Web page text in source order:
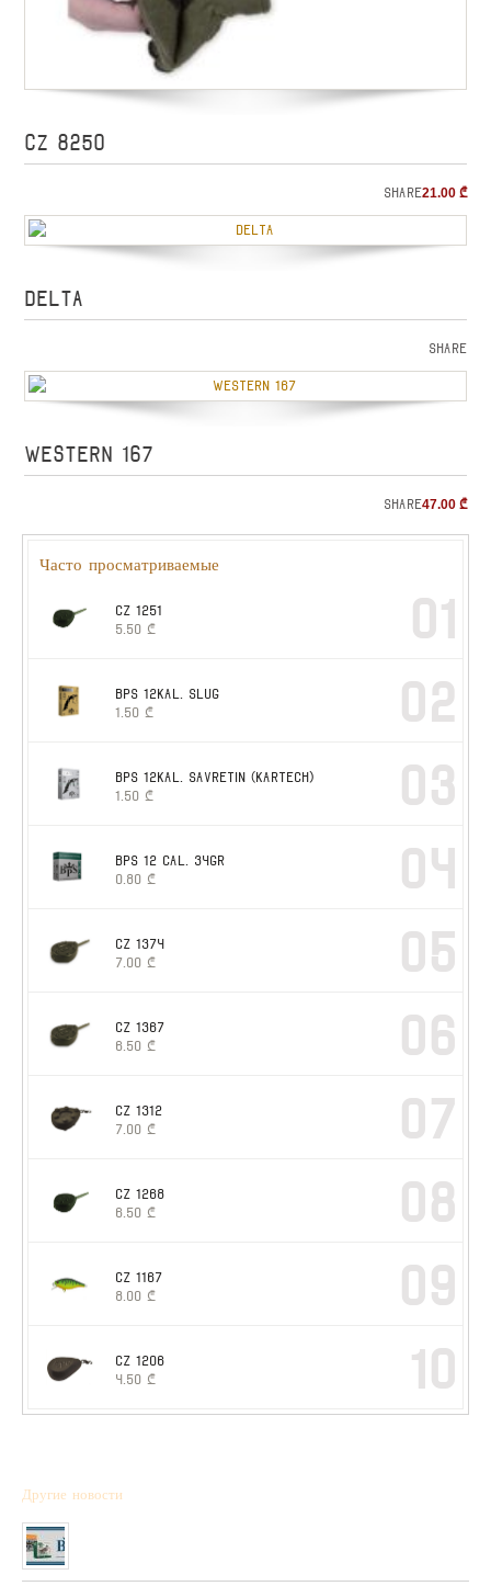
CZ 8250
21.00 ₾
Share
Delta
Share
WESTERN 167
47.00 ₾
Share
Часто просматриваемые
CZ 1251
5.50 ₾ 01
BPS 12kal. slug
1.50 ₾ 02
BPS 12kal. SAVRETIN (KARTECH)
1.50 ₾ 03
BPS 12 cal. 34gr
0.80 ₾ 04
CZ 1374
7.00 ₾ 05
CZ 1367
6.50 ₾ 06
CZ 1312
7.00 ₾ 07
CZ 1268
6.50 ₾ 08
CZ 1167
8.00 ₾ 09
CZ 1206
4.50 ₾ 10
Другие новости